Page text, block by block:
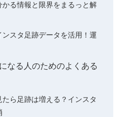
る情報と限界をまるっと解
スタ足跡データを活用！運
なる人のためのよくある
ら足跡は増える？インスタ